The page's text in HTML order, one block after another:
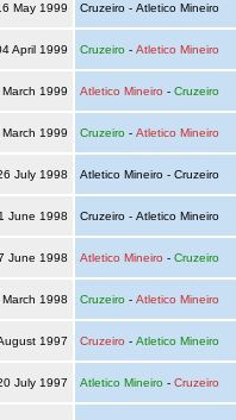
May 1999 Cruzeiro - Atletico Mineiro
April 1999 Cruzeiro- Atletico Mineiro
1999 Atletico Mineiro - Cruzeiro
1999 Cruzeiro- Atletico Mineiro
July 1998 Atletico Mineiro - Cruzeiro
June 1998 Cruzeiro - Atletico Mineiro
June 1998 Atletico Mineiro - Cruzeiro
1998 Cruzeiro- Atletico Mineiro
1997 Cruzeiro - Atletico Mineiro
July 1997 Atletico Mineiro- Cruzeiro